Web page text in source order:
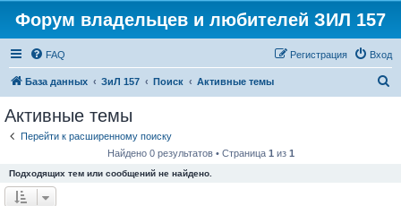
Форум владельцев и любителей ЗИЛ 157
FAQ Вход
Регистрация
База данных ЗиЛ 157 Поиск Активные темы
Активные темы
Перейти к расширенному поиску
Найдено 0 результатов • Страница 1 из 1
Подходящих тем или сообщений не найдено.